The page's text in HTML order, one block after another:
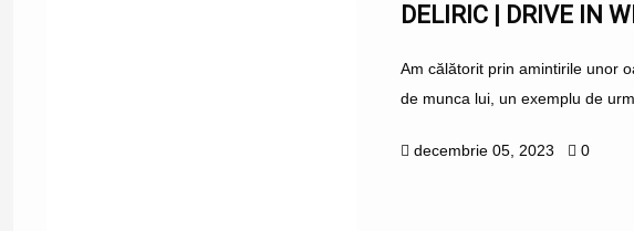
DELIRIC | DRIVE IN
Am călătorit prin amintirile unor
de munca lui, un exemplu de
decembrie 05, 2023 0